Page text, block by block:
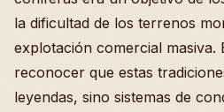
la dificultad de los terrenos
explotación comercial masiva.
reconocer que estas
leyendas, sino sistemas de